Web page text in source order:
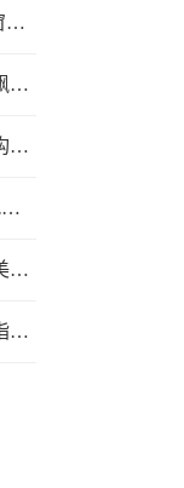
原油周跌14%迎关键拐点！48小时谈判窗口，暗藏行情变数
8月6日财经早餐：加息押注降温，金价飙升至近两个月高位，地缘缓和预期，美油75关口拉锯
投行称4000是底部，多因素显示黄金结构性机会显现
一张图看商品支撑阻力：金银油气+铂钯铜农产品期货(2026年8月5日)
美联储卡什卡利发声：主张渐进加息，美联储内部政策分歧
一张图：2026年8月5日黄金原油外汇股指“枢纽点+多空持仓信号”一览